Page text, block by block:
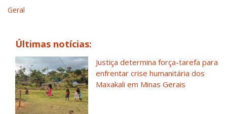
Geral
Últimas notícias:
Justiça determina força-tarefa para
enfrentar crise humanitária dos
Maxakali em Minas Gerais